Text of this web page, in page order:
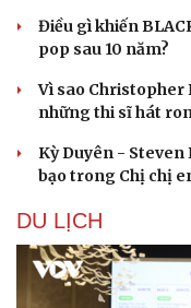
Sân khấu - Điện ảnh
Văn học
Âm nhạc
Di sản
Điều gì khiến
pop sau 10 năm?
Vì sao Christopher
những thi sĩ hát
Kỳ Duyên - Steven
bạo trong Chị chị
DU LỊCH